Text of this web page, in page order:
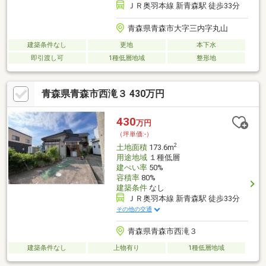
ＪＲ奥羽本線 新青森駅 徒歩33分
青森県青森市大字三内字丸山
建築条件なし 更地
本下水
即引渡し可
1種低層地域 整形地
青森県青森市西滝３ 430万円
430万円
（坪単価:-）
土地面積173.6m2
用途地域１種低層
建ぺい率50%
容積率80%
建築条件なし
ＪＲ奥羽本線 新青森駅 徒歩33分
その他の交通
青森県青森市西滝３
建築条件なし 上物有り 1種低層地域